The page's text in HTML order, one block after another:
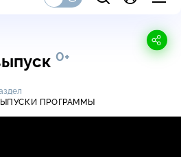
0+
ПРОГРАММЫ